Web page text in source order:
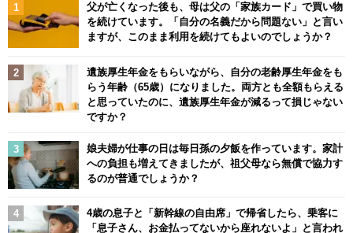
父が亡くなった後も、母は父の「家族カード」で買い物
を続けています。「自分の名義だから問題ない」と言い
ますが、このまま利用を続けてもよいのでしょうか？
遺族厚生年金をもらいながら、自分の老齢厚生年金をも
らう年齢（65歳）になりました。両方とも全額もらえる
と思っていたのに、遺族厚生年金が減るって損じゃない
ですか？
娘夫婦が仕事の日は毎日孫の夕飯を作っています。家計
への負担も増えてきましたが、祖父母なら無償で協力す
るのが普通でしょうか？
4歳の息子と「新幹線の自由席」で帰省したら、乗客に
「息子さん、お金払ってないから座れないよ」と言われ